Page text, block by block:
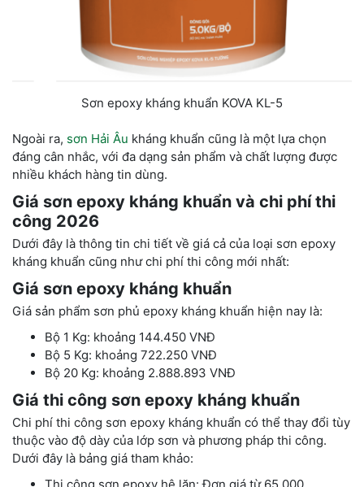
Sơn epoxy kháng khuẩn KOVA KL-5
Ngoài ra, sơn Hải Âu kháng khuẩn cũng là một lựa chọn
đáng cân nhắc, với đa dạng sản phẩm và chất lượng được
nhiều khách hàng tin dùng.
Giá sơn epoxy kháng khuẩn và chi phí thi
công 2026
Dưới đây là thông tin chi tiết về giá cả của loại sơn epoxy
kháng khuẩn cũng như chi phí thi công mới nhất:
Giá sơn epoxy kháng khuẩn
Giá sản phẩm sơn phủ epoxy kháng khuẩn hiện nay là:
Bộ 1 Kg: khoảng 144.450 VNĐ
Bộ 5 Kg: khoảng 722.250 VNĐ
Bộ 20 Kg: khoảng 2.888.893 VNĐ
Giá thi công sơn epoxy kháng khuẩn
Chi phí thi công sơn epoxy kháng khuẩn có thể thay đổi tùy
thuộc vào độ dày của lớp sơn và phương pháp thi công.
Dưới đây là bảng giá tham khảo: